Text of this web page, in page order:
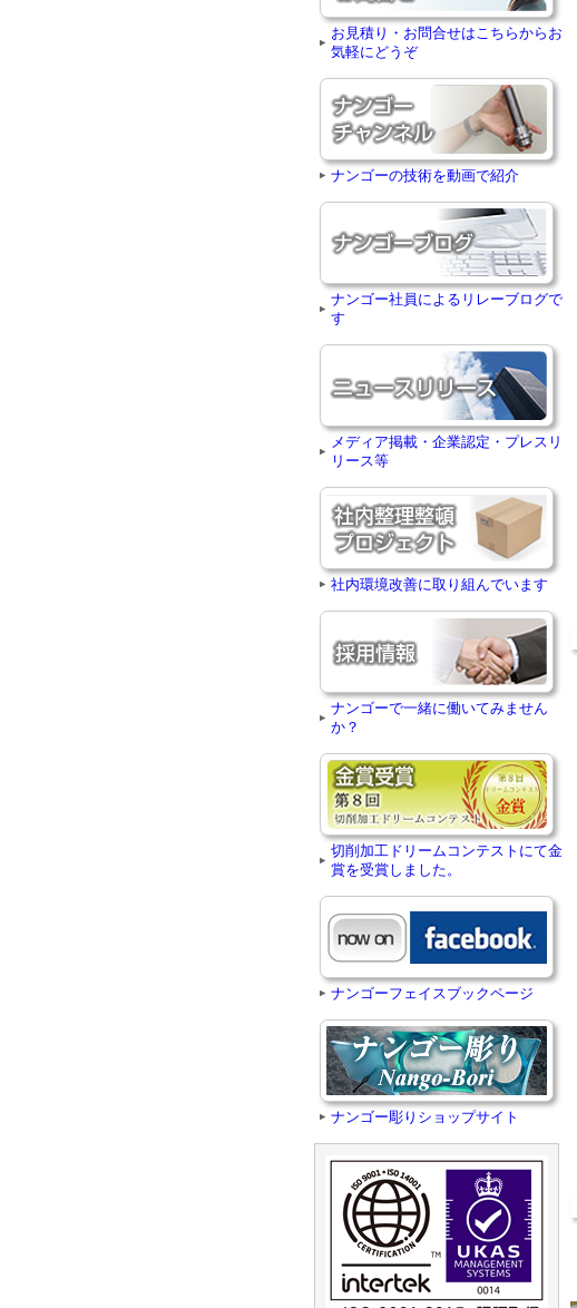
お見積り・お問合せはこちらからお
気軽にどうぞ
ナンゴーの技術を動画で紹介
ナンゴー社員によるリレーブログで
す
メディア掲載・企業認定・プレスリ
リース等
社内環境改善に取り組んでいます
ナンゴーで一緒に働いてみません
か？
切削加工ドリームコンテストにて金
賞を受賞しました。
ナンゴーフェイスブックページ
ナンゴー彫りショップサイト